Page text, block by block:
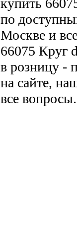
купить
по
Москве и
66075 Круг
в розницу -
на сайте,
все вопросы.